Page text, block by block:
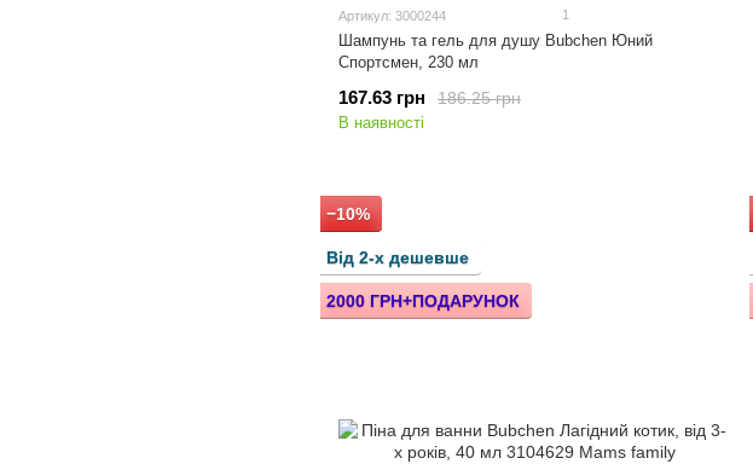
Артикул: 3000244 1
Шампунь та гель для душу Bubchen Юний
Спортсмен, 230 мл
186.25 грн
167.63 грн
В наявності
−10%
Від 2-х дешевше
2000 ГРН+ПОДАРУНОК